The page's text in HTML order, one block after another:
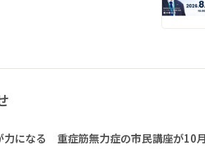
力になる 重症筋無力症の市民講座が10